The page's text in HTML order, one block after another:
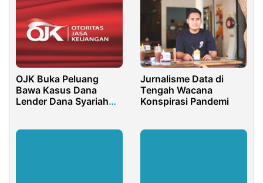
OJK Buka Peluang
Bawa Kasus Dana
Lender Dana Syariah
Jurnalisme Data di
Tengah Wacana
Konspirasi Pandemi